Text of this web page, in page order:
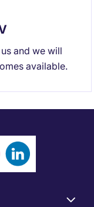
and we will
available.